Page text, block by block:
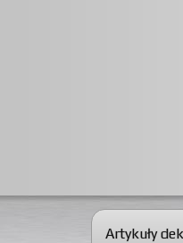
Artykuły